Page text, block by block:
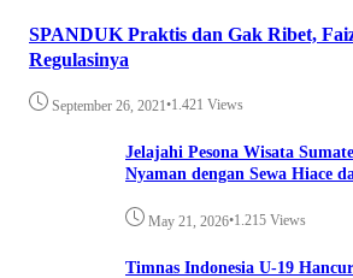
SPANDUK Praktis dan Gak Ribet,
Regulasinya
September 26, 2021•1.421 Views
Jelajahi Pesona Wisata
Nyaman dengan Sewa Hiace
May 21, 2026•1.215 Views
Timnas Indonesia U-19